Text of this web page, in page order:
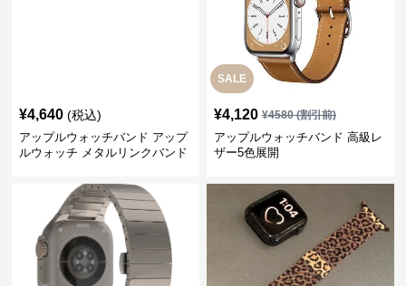
¥4,640 (税込)
アップルウォッチバンド アップ
ルウォッチ メタルリンクバンド
SALE
¥4,120 ¥4580(割引前)
アップルウォッチバンド 高級レ
ザー5色展開